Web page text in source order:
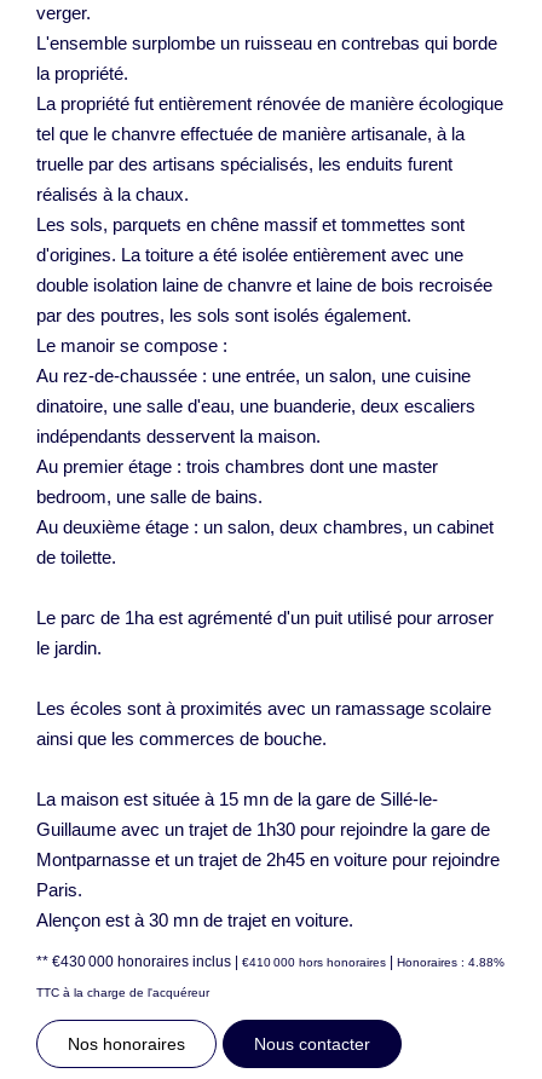
verger.
L'ensemble surplombe un ruisseau en contrebas qui borde
la propriété.
La propriété fut entièrement rénovée de manière écologique
tel que le chanvre effectuée de manière artisanale, à la
truelle par des artisans spécialisés, les enduits furent
réalisés à la chaux.
Les sols, parquets en chêne massif et tommettes sont
d'origines. La toiture a été isolée entièrement avec une
double isolation laine de chanvre et laine de bois recroisée
par des poutres, les sols sont isolés également.
Le manoir se compose :
Au rez-de-chaussée : une entrée, un salon, une cuisine
dinatoire, une salle d'eau, une buanderie, deux escaliers
indépendants desservent la maison.
Au premier étage : trois chambres dont une master
bedroom, une salle de bains.
Au deuxième étage : un salon, deux chambres, un cabinet
de toilette.
Le parc de 1ha est agrémenté d'un puit utilisé pour arroser
le jardin.
Les écoles sont à proximités avec un ramassage scolaire
ainsi que les commerces de bouche.
La maison est située à 15 mn de la gare de Sillé-le-
Guillaume avec un trajet de 1h30 pour rejoindre la gare de
Montparnasse et un trajet de 2h45 en voiture pour rejoindre
Paris.
Alençon est à 30 mn de trajet en voiture.
** €430 000 honoraires inclus | €410 000 hors honoraires | Honoraires : 4.88%
TTC à la charge de l'acquéreur
Nos honoraires Nous contacter